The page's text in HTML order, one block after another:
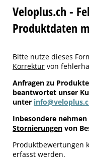
Veloplus.ch -
Produktdaten
Bitte nutze dieses
Korrektur von
Anfragen zu
beantwortet unser
unter
Inbesondere
Stornierungen von
Produktbewertungen
erfasst werden.